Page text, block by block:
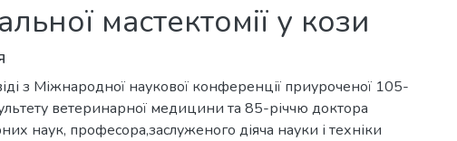
мастектомії у кози
з Міжнародної наукової конференції приуроченої 105-
ветеринарної медицини та 85-річчю доктора
наук, професора,заслуженого діяча науки і техніки